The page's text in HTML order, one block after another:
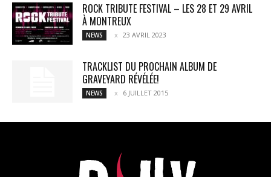
ROCK TRIBUTE FESTIVAL – LES 28 ET 29 AVRIL
À MONTREUX
NEWS 23 AVRIL 2023
TRACKLIST DU PROCHAIN ALBUM DE
GRAVEYARD RÉVÉLÉE!
NEWS 6 JUILLET 2015